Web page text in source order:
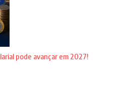
pode avançar em 2027!